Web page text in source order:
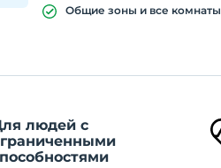
Общие зоны и все комнаты
людей с